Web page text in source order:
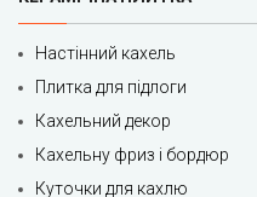
Настінний кахель
Плитка для підлоги
Кахельний декор
Кахельну фриз і бордюр
Куточки для кахлю